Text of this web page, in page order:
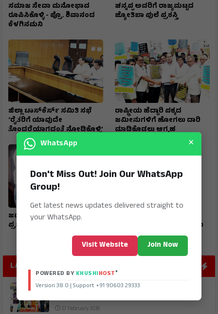
ಸಮಾಜ ಸೇವಾ ಮನೋಭಾವ
ರೂಪಿಸಿಕೊಳ್ಳಿ - ಪ್ರೊ. ಶಿವಾನಂದ
ಕೆಳಗಿನಮನಿ
ಚನ್ನಪ್ಪ ಅವರಿಗೆ ರಾಜ್ಯಮಟ್ಟದ
ಜ್ಯೋತಿಬಾ ಪುಲೆ ಪ್ರಶಸ್ತಿ
ಜಿಲ್ಲಾ ಟಾಸ್‌‌ಕೆರ್ಸ್ ಸಮಿತಿ ಸಭೆ
‘ರೈತರಿಗೆ ಯಾವುದೇ
ತೊಂದರೆಯಾಗದಂತೆ ನೋಡಿಕೊಳ್ಳಿ’
ರಾಷ್ಟ್ರೀಯ ಹೆದ್ದಾರಿ ಪಕ್ಕದ
ಜಮೀನುಗಳಿಗೆ ಹೋಗಲು ದಾರಿ
ಮಾಡಿಕೊಡಲು ಆಗ್ರಹ
ಜವಾಹರ ನವೋದಯ ವಿದ್ಯಾರ್ಥಿ
ಪ್ರಜ್ವಲ್ ರಾಜ್ಯಕ್ಕೆ ಪ್ರಥಮ
ಪೊಲೀಸರ ಅಮಾನತ್ತು ಮಾಡಲು
ಒತ್ತಾಯ
LATEST POST
ಶ್ರೀ ಶಂಕರಭಾರತಿ ಶಾಲೆಯ ವಾರ್ಷಿಕೋತ್ಸವ ಮಾರ್ಕ್‌ಸ್‌
27 February 2026
WhatsApp ×
Don't Miss Out! Join Our WhatsApp
Group!
Get latest news updates delivered straight to
your WhatsApp.
Visit Website Join Now
POWERED BY KHUSHIHOST®
Version 38.0 | Support +91 90603 29333